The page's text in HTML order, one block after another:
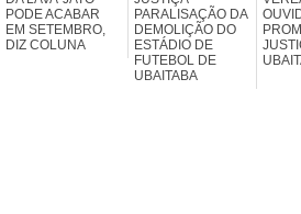
PODE ACABAR
EM SETEMBRO,
DIZ COLUNA
PARALISAÇÃO DA
DEMOLIÇÃO DO
ESTÁDIO DE
FUTEBOL DE
UBAITABA